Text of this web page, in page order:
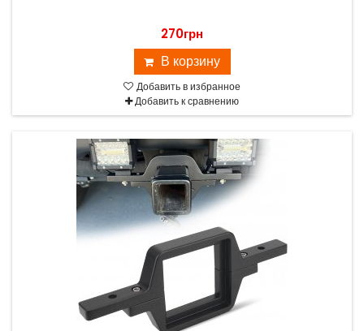
270грн
В корзину
Добавить в избранное
Добавить к сравнению